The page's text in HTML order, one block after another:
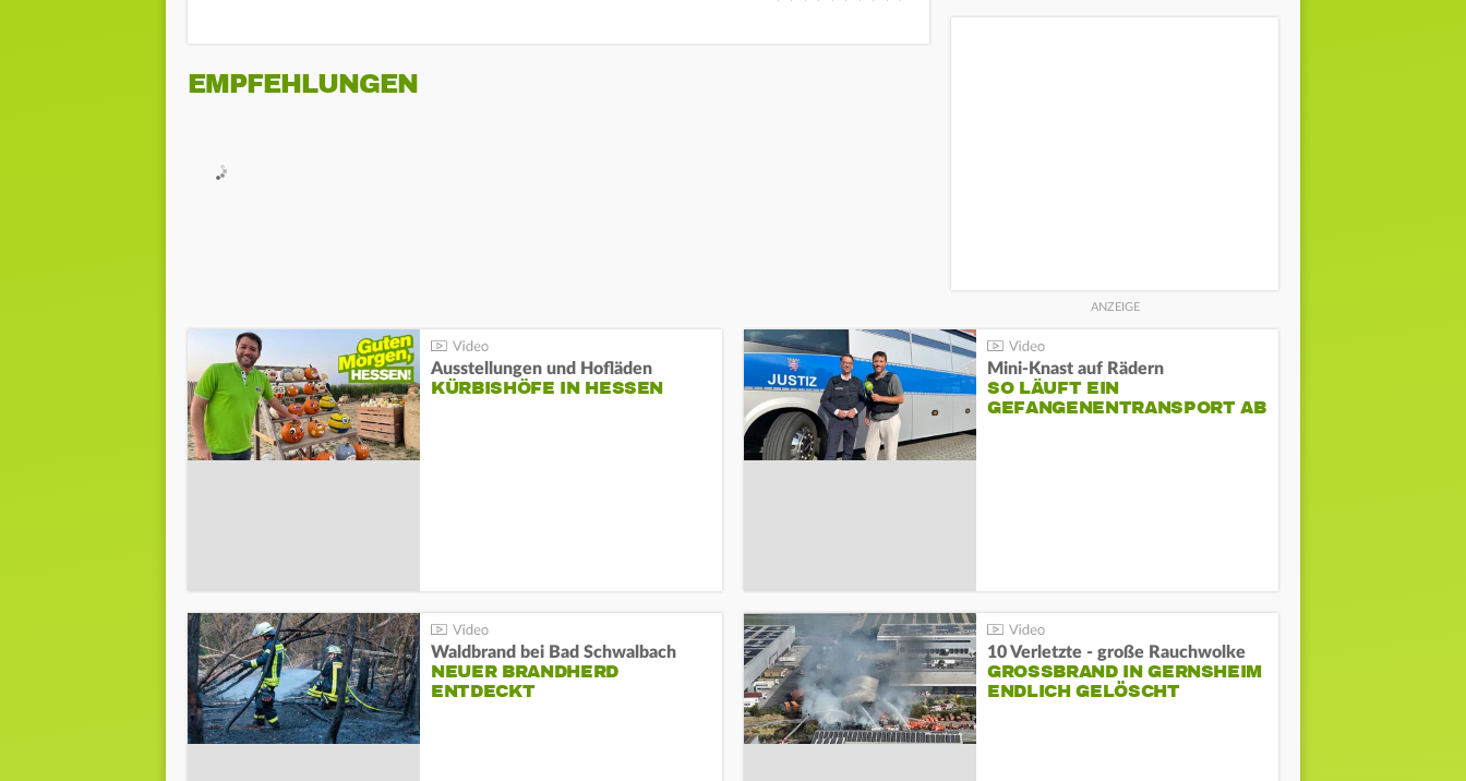
EMPFEHLUNGEN
Ausstellungen und Hofläden
KÜRBISHÖFE IN HESSEN
Mini-Knast auf Rädern
SO LÄUFT EIN
GEFANGENENTRANSPORT AB
Waldbrand bei Bad Schwalbach
NEUER BRANDHERD
ENTDECKT
10 Verletzte - große Rauchwolke
GROSSBRAND IN GERNSHEIM E
NDLICH GELÖSCHT